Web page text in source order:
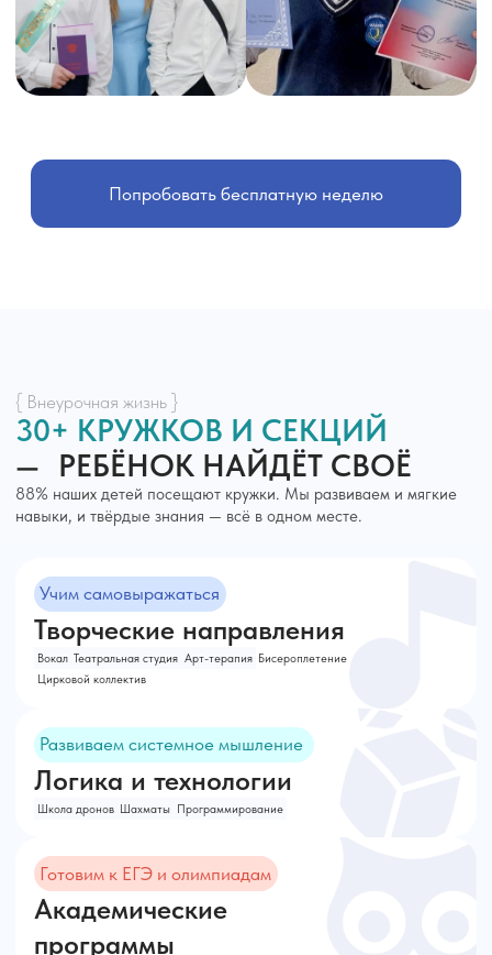
НЕ ЗАСТАВЛЯЕМ,
Есть ли домашнее задание?
Можно ли поступить в
«Полиглот Академию» в
середине учебного года?
Сколько человек в классе?
Почему выбирают
Брянске?
Брянск: подготовка к школе
Как поступить в частную
школу в Брянске?